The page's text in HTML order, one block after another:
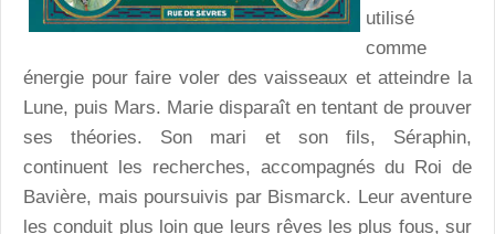
utilisé
comme
énergie pour faire voler des vaisseaux et atteindre la
Lune, puis Mars. Marie disparaît en tentant de prouver
ses théories. Son mari et son fils, Séraphin,
continuent les recherches, accompagnés du Roi de
Bavière, mais poursuivis par Bismarck. Leur aventure
les conduit plus loin que leurs rêves les plus fous, sur